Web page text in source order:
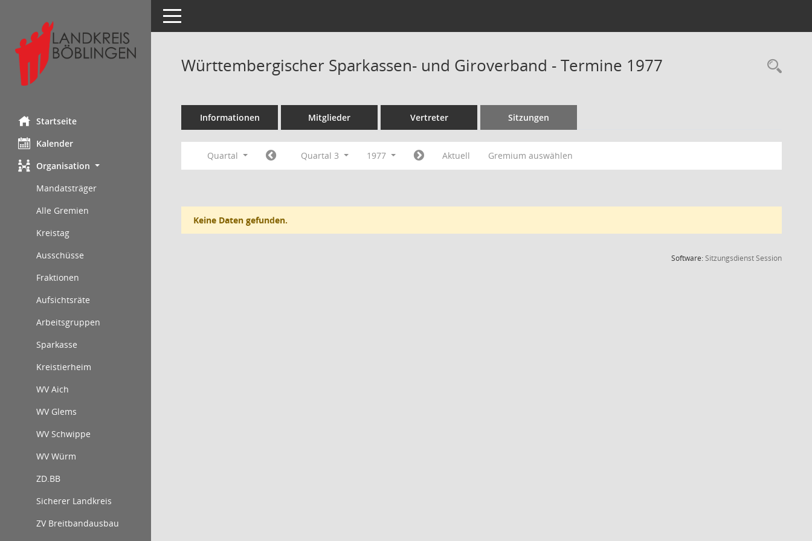
Startseite
Kalender
Organisation
Mandatsträger
Alle Gremien
Kreistag
Ausschüsse
Fraktionen
Aufsichtsräte
Arbeitsgruppen
Sparkasse
Kreistierheim
WV Aich
WV Glems
WV Schwippe
WV Würm
ZD.BB
Sicherer Landkreis
ZV Breitbandausbau
Toggle navigation
Württembergischer Sparkassen- und Giroverband - Termine 1977
Informationen Mitglieder Vertreter Sitzungen
Quartal Quartal 3 1977 Aktuell Gremium auswählen
Keine Daten gefunden.
Software:SitzungsdienstSession(Wird in